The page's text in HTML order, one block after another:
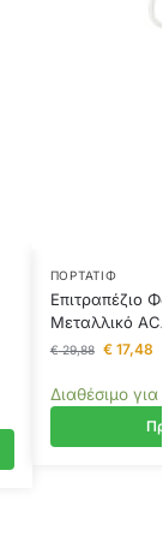
ΠΟΡΤΑΤΊΦ
Επιτραπέζιο
Μεταλλικό
€29,88 €17,48
Διαθέσιμο